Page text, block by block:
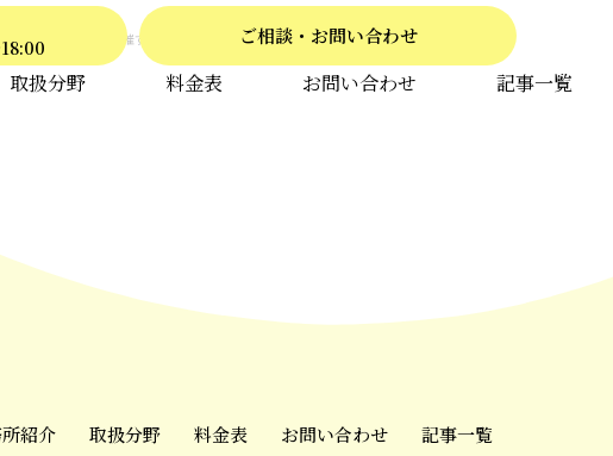
取扱分野 料金表 お問い合わせ 記事一覧
ご相談・お問い合わせ
ーと個別相談会を開催することになりました。遺言書セミナー１月２０日（ […]
紹介 取扱分野 料金表 お問い合わせ 記事一覧